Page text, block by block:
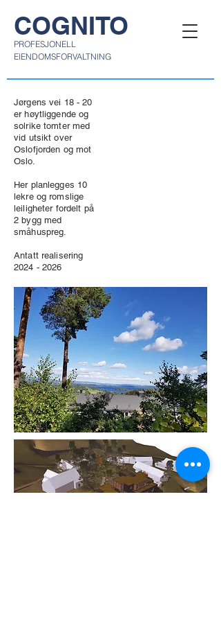
COGNITO
PROFESJONELL
EIENDOMSFORVALTNING
Jørgens vei 18 - 20
er høytliggende og
solrike tomter med
vid utsikt over
Oslofjorden og mot
Oslo.
Her planlegges 10
lekre og romslige
leiligheter fordelt på
2 bygg med
småhuspreg.
Antatt realisering
2024 - 2026